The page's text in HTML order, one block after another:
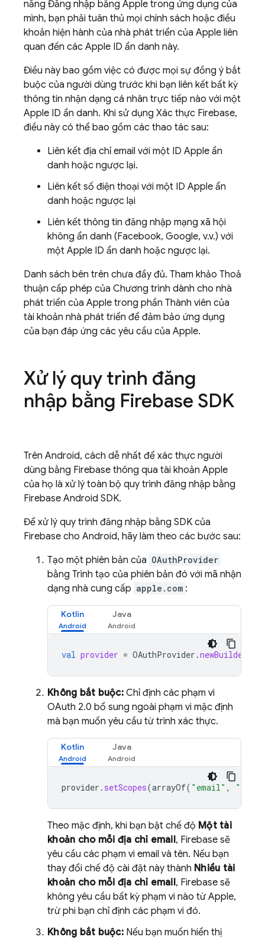
năng Đăng nhập bằng Apple trong ứng dụng của
mình, bạn phải tuân thủ mọi chính sách hoặc điều
khoản hiện hành của nhà phát triển của Apple liên
quan đến các Apple ID ẩn danh này.
Điều này bao gồm việc có được mọi sự đồng ý bắt
buộc của người dùng trước khi bạn liên kết bất kỳ
thông tin nhận dạng cá nhân trực tiếp nào với một
Apple ID ẩn danh. Khi sử dụng Xác thực Firebase,
điều này có thể bao gồm các thao tác sau:
Liên kết địa chỉ email với một ID Apple ẩn
danh hoặc ngược lại.
Liên kết số điện thoại với một ID Apple ẩn
danh hoặc ngược lại
Liên kết thông tin đăng nhập mạng xã hội
không ẩn danh (Facebook, Google, v.v.) với
một Apple ID ẩn danh hoặc ngược lại.
Danh sách bên trên chưa đầy đủ. Tham khảo Thoả
thuận cấp phép của Chương trình dành cho nhà
phát triển của Apple trong phần Thành viên của
tài khoản nhà phát triển để đảm bảo ứng dụng
của bạn đáp ứng các yêu cầu của Apple.
Xử lý quy trình đăng
nhập bằng Firebase SDK
Trên Android, cách dễ nhất để xác thực người
dùng bằng Firebase thông qua tài khoản Apple
của họ là xử lý toàn bộ quy trình đăng nhập bằng
Firebase Android SDK.
Để xử lý quy trình đăng nhập bằng SDK của
Firebase cho Android, hãy làm theo các bước sau:
Tạo một phiên bản của OAuthProvider
bằng Trình tạo của phiên bản đó với mã nhận
dạng nhà cung cấp apple.com :
Kotlin Java
val provider = OAuthProvider .newBuilder
Không bắt buộc:Chỉ định các phạm vi
OAuth 2.0 bổ sung ngoài phạm vi mặc định
mà bạn muốn yêu cầu từ trình xác thực.
Kotlin Java
provider . setScopes(arrayOf( "email" , "name"
Theo mặc định, khi bạn bật chế độ Một tài
khoản cho mỗi địa chỉ email, Firebase sẽ
yêu cầu các phạm vi email và tên. Nếu bạn
thay đổi chế độ cài đặt này thành Nhiều tài
khoản cho mỗi địa chỉ email, Firebase sẽ
không yêu cầu bất kỳ phạm vi nào từ Apple,
trừ phi bạn chỉ định các phạm vi đó.
Không bắt buộc:Nếu bạn muốn hiển thị